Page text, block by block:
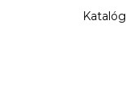
Katalóg